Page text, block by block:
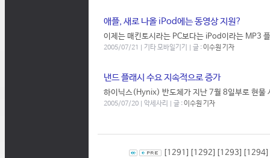
애플, 새로 나올 iPod에는 동영상 지원?
이제는 매킨토시라는 PC보다는 iPod이라는 MP3
2005/07/21 | 기타 모바일기기 | 글 :이수원 기자
낸드 플래시 수요 지속적으로 증가
하이닉스(Hynix) 반도체가 지난 7월 8일부로 현물
2005/07/20 | 악세사리 | 글 :이수원 기자
[1291] [1292] [1293] [1294]